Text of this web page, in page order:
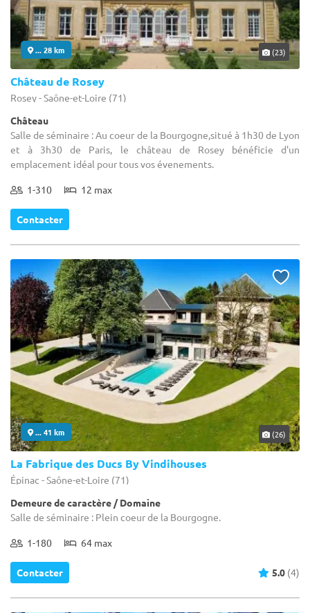
... 28 km (23)
Château de Rosey
Rosey - Saône-et-Loire (71)
Château
Salle de séminaire : Au coeur de la Bourgogne,situé à 1h30 de Lyon
et à 3h30 de Paris, le château de Rosey bénéficie d'un
emplacement idéal pour tous vos évenements.
1-310 12 max
Contacter
... 41 km (26)
La Fabrique des Ducs By Vindihouses
Épinac - Saône-et-Loire (71)
Demeure de caractère / Domaine
Salle de séminaire : Plein coeur de la Bourgogne.
1-180 64 max
Contacter 5.0 (4)